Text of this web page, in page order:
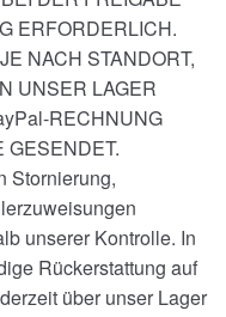
ERFORDERLICH.
NACH STANDORT,
UNSER LAGER
RECHNUNG
GESENDET.
Stornierung,
unserer Kontrolle. In
Rückerstattung auf
über unser Lager